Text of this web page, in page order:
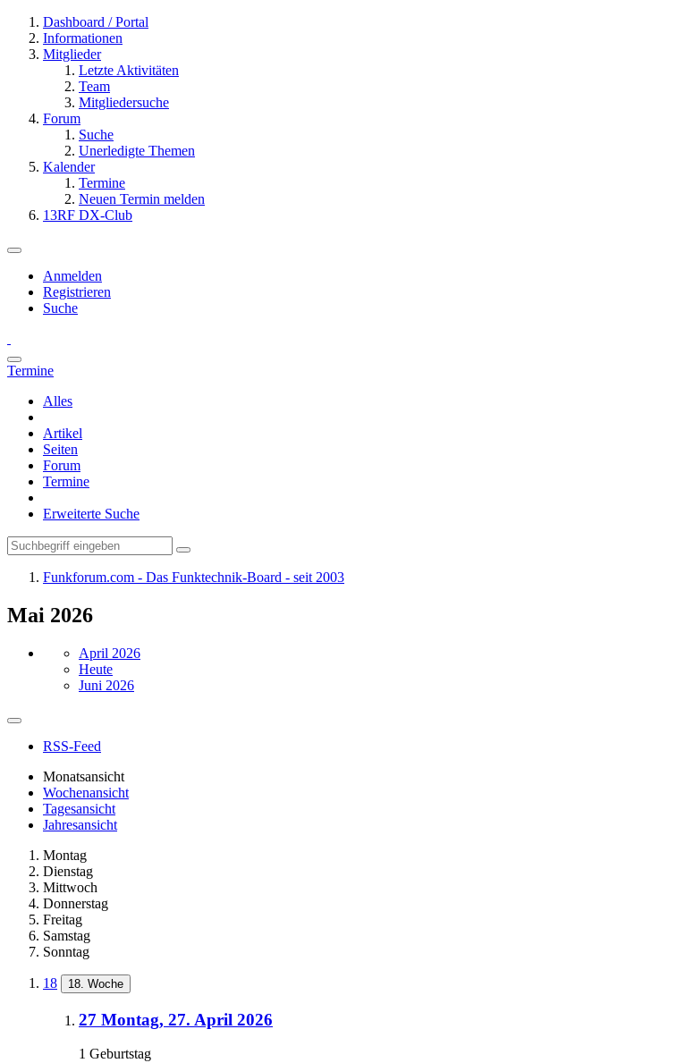
Dashboard / Portal
Informationen
Mitglieder
Letzte Aktivitäten
Team
Mitgliedersuche
Forum
Suche
Unerledigte Themen
Kalender
Termine
Neuen Termin melden
13RF DX-Club
Anmelden
Registrieren
Suche
Termine
Alles
Artikel
Seiten
Forum
Termine
Erweiterte Suche
Funkforum.com - Das Funktechnik-Board - seit 2003
Mai 2026
April 2026
Heute
Juni 2026
RSS-Feed
Monatsansicht
Wochenansicht
Tagesansicht
Jahresansicht
Montag
Dienstag
Mittwoch
Donnerstag
Freitag
Samstag
Sonntag
18 18. Woche
27 Montag, 27. April 2026
1 Geburtstag